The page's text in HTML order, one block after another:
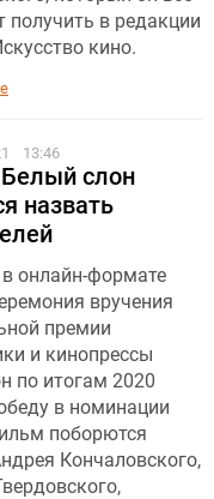
в редакции
кино.
13:46
слон
назвать
онлайн-формате
вручения
премии
и кинопрессы
по итогам 2020
в номинации
поборются
Кончаловского,